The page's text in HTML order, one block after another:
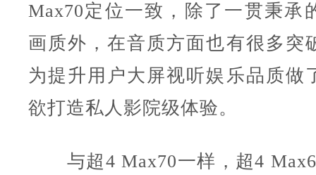
Max70定位一致，除了一贯秉承
画质外，在音质方面也有很多突
为提升用户大屏视听娱乐品质做
欲打造私人影院级体验。
与超4 Max70一样，超4